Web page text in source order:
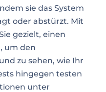
sie das System
oder abstürzt. Mit
gezielt, einen
um den
zu sehen, wie Ihr
hingegen testen
unter